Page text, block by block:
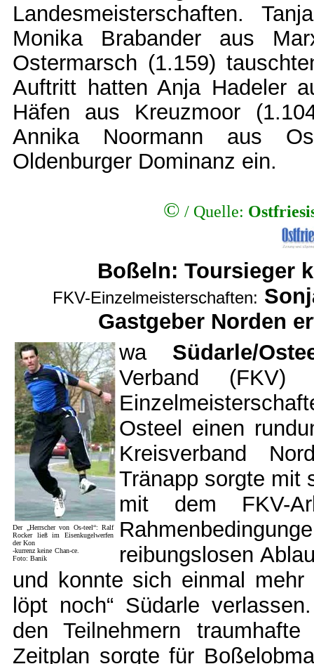
Landesmeisterschaften.
Monika Brabander aus
Ostermarsch (1.159)
Auftritt hatten Anja Hadeler
Häfen aus Kreuzmoor
Annika Noormann aus
Oldenburger Dominanz ein.
© / Quelle:
Boßeln: Toursieger
FKV-Einzelmeisterschaften:
Gastgeber Norden
Der „Herrscher von Os-teel“: Ralf
Rocker ließ im Eisenkugelwerfen
der Kon
-kurrenz keine Chan-ce.
Foto: Banik
wa Südarle/
Verband
Osteel einen
Kreisverband
Tränapp sorgte mit
mit dem FKV-
reibungslosen
und konnte sich einmal
löpt noch“ Südarle
den Teilnehmern
Zeitplan sorgte für